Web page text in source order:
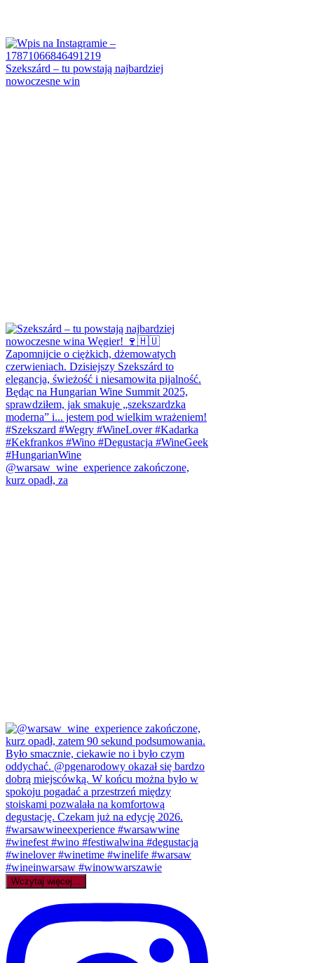
Szekszárd – tu powstają najbardziej
nowoczesne win
@warsaw_wine_experience zakończone,
kurz opadł, za
Wczytaj więcej...